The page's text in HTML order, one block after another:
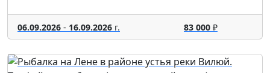
06.09.2026 - 16.09.2026 г. 83 000₽